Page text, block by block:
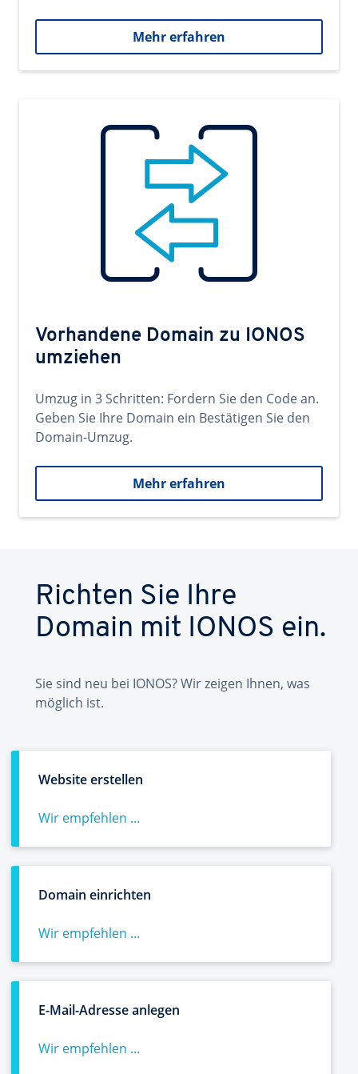
Mehr erfahren
Vorhandene Domain zu IONOS
umziehen
Umzug in 3 Schritten: Fordern Sie den Code an.
Geben Sie Ihre Domain ein Bestätigen Sie den
Domain-Umzug.
Mehr erfahren
Richten Sie Ihre
Domain mit IONOS ein.
Sie sind neu bei IONOS? Wir zeigen Ihnen, was
möglich ist.
Website erstellen
Wir empfehlen ...
Domain einrichten
Wir empfehlen ...
E-Mail-Adresse anlegen
Wir empfehlen ...